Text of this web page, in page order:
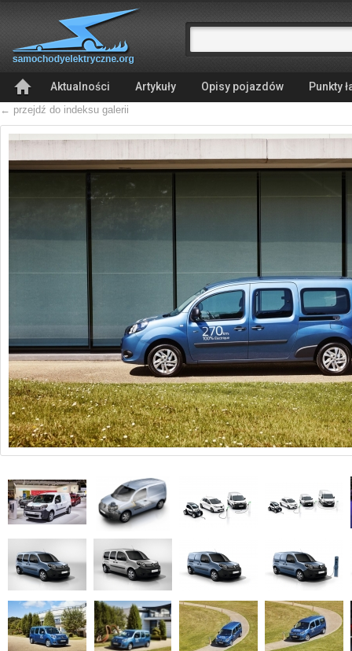
Aktualności Artykuły Opisy pojazdów Punkty
← przejdź do indeksu galerii